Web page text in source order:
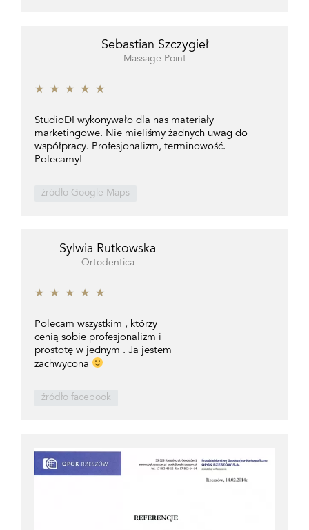
Sebastian Szczygieł
Massage Point
★ ★ ★ ★ ★
StudioDI wykonywało dla nas materiały
marketingowe. Nie mieliśmy żadnych uwag do
współpracy. Profesjonalizm, terminowość.
Polecamy!
źródło Google Maps
Sylwia Rutkowska
Ortodentica
★ ★ ★ ★ ★
Polecam wszystkim , którzy
cenią sobie profesjonalizm i
prostotę w jednym . Ja jestem
zachwycona
źródło facebook